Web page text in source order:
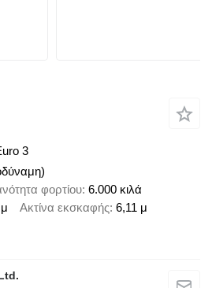
3
φορτίου 6.000 κιλά
Ακτίνα εκσκαφής 6,11 μ